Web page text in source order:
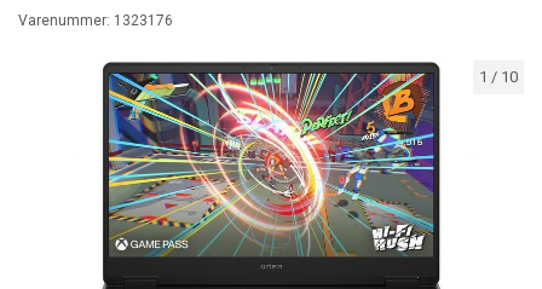
1 / 10
Varenummer: 1323176